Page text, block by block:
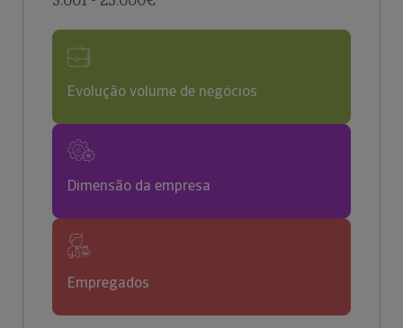
Evolução volume de negócios
Dimensão da empresa
Empregados